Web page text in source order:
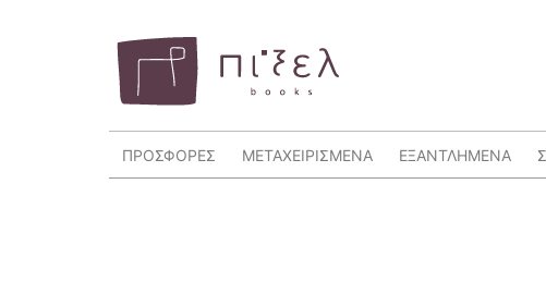
ΠΡΟΣΦΟΡΕΣ ΜΕΤΑΧΕΙΡΙΣΜΕΝΑ ΕΞΑΝΤΛΗΜΕΝΑ